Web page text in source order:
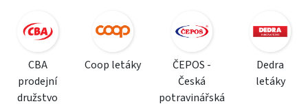
CBA
prodejní
družstvo
Coop letáky
ČEPOS -
Česká
potravinářská
Dedra
letáky